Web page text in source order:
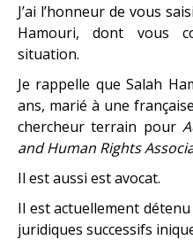
J’ai l’honneur de vous
Hamouri, dont vous
situation.
Je rappelle que Salah
ans, marié à une
chercheur terrain pour
and Human Rights
Il est aussi est avocat.
Il est actuellement
juridiques successifs